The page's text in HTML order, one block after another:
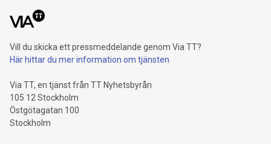
Vill du skicka ett pressmeddelande genom Via TT?
Här hittar du mer information om tjänsten
Via TT, en tjänst från TT Nyhetsbyrån
105 12 Stockholm
Östgötagatan 100
Stockholm